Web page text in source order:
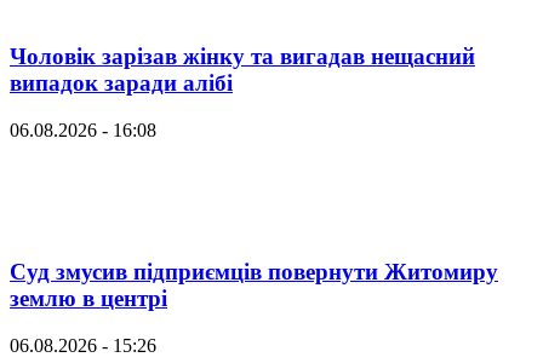
Чоловік зарізав жінку та вигадав нещасний
випадок заради алібі
06.08.2026 - 16:08
Суд змусив підприємців повернути Житомиру
землю в центрі
06.08.2026 - 15:26